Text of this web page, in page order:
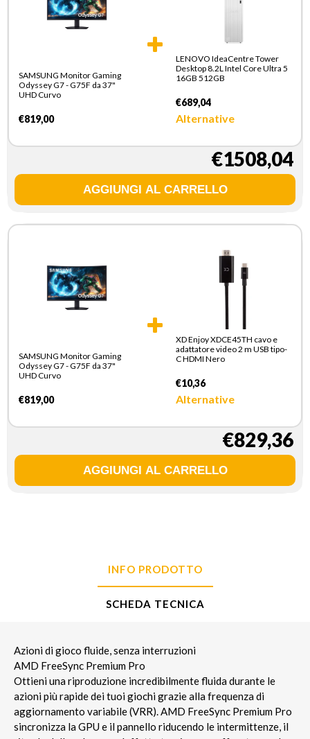
SAMSUNG Monitor Gaming
Odyssey G7 - G75F da 37"
UHD Curvo
€819,00
LENOVO IdeaCentre Tower
Desktop 8.2L Intel Core Ultra 5
16GB 512GB
€689,04
Alternative
€1508,04
SAMSUNG Monitor Gaming
Odyssey G7 - G75F da 37"
UHD Curvo
€819,00
XD Enjoy XDCE45TH cavo e
adattatore video 2 m USB tipo-
C HDMI Nero
€10,36
Alternative
€829,36
INFO PRODOTTO
SCHEDA TECNICA
Azioni di gioco fluide, senza interruzioni
AMD FreeSync Premium Pro
Ottieni una riproduzione incredibilmente fluida durante le
azioni più rapide dei tuoi giochi grazie alla frequenza di
aggiornamento variabile (VRR). AMD FreeSync Premium Pro
sincronizza la GPU e il pannello riducendo le intermittenze, il